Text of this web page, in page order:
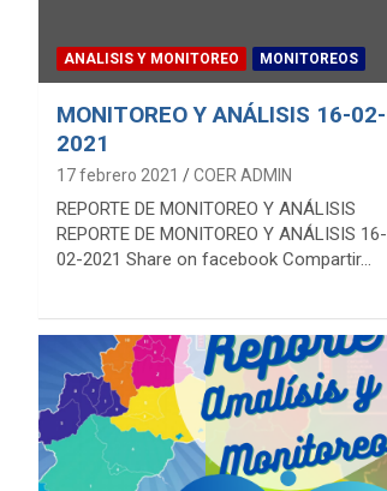
ANALISIS Y MONITOREO MONITOREOS
MONITOREO Y ANÁLISIS 16-02-
2021
17 febrero 2021 COER ADMIN
REPORTE DE MONITOREO Y ANÁLISIS
REPORTE DE MONITOREO Y ANÁLISIS 16-
02-2021 Share on facebook Compartir…